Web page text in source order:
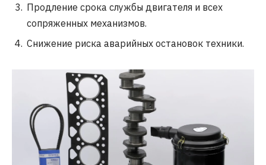
Продление срока службы двигателя и всех
сопряженных механизмов.
Снижение риска аварийных остановок техники.